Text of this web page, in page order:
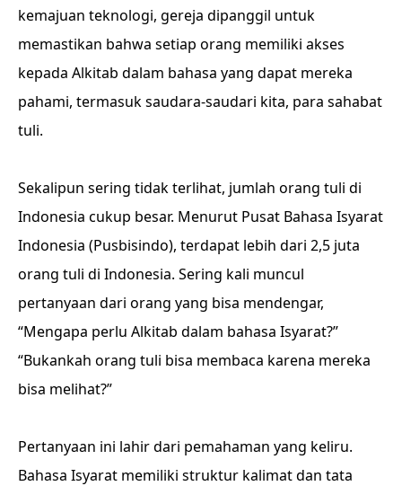
kemajuan teknologi, gereja dipanggil untuk
memastikan bahwa setiap orang memiliki akses
kepada Alkitab dalam bahasa yang dapat mereka
pahami, termasuk saudara-saudari kita, para sahabat
tuli.
Sekalipun sering tidak terlihat, jumlah orang tuli di
Indonesia cukup besar. Menurut Pusat Bahasa Isyarat
Indonesia (Pusbisindo), terdapat lebih dari 2,5 juta
orang tuli di Indonesia. Sering kali muncul
pertanyaan dari orang yang bisa mendengar,
“Mengapa perlu Alkitab dalam bahasa Isyarat?”
“Bukankah orang tuli bisa membaca karena mereka
bisa melihat?”
Pertanyaan ini lahir dari pemahaman yang keliru.
Bahasa Isyarat memiliki struktur kalimat dan tata